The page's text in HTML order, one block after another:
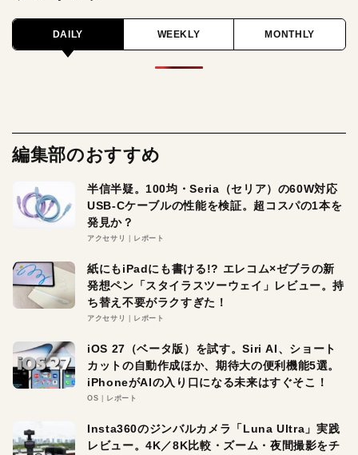
DAILY WEEKLY MONTHLY
編集部のおすすめ
半信半疑。100均・Seria（セリア）の60W対応
USB-Cケーブルの性能を検証。超コスパの1本を
発見か？
アクセサリ レポート
紙にもiPadにも書ける!? エレコム×ゼブラの新
発想ペン「スタイラスツーウェイ」レビュー。持
ち替え不要がラクすぎた！
アクセサリ レポート
iOS 27（ベータ版）を試す。Siri AI、ショート
カットの自動作成ほか、期待大の便利機能5選。
iPhoneがAIの入り口になる未来はすぐそこ！
OS レポート
Insta360のジンバルカメラ「Luna Ultra」実践
レビュー。4K／8K比較・ズーム・夜間撮影をチ